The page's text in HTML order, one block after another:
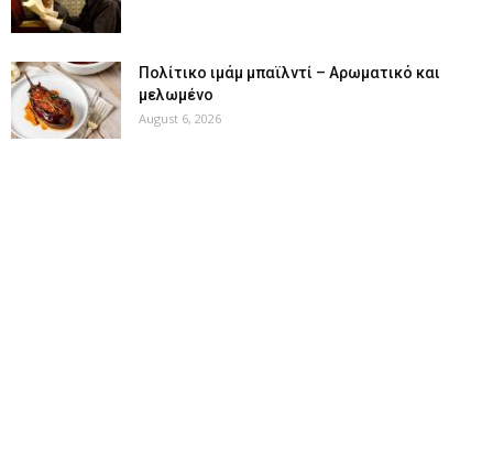
Πολίτικο ιμάμ μπαϊλντί – Αρωματικό και
μελωμένο
August 6, 2026